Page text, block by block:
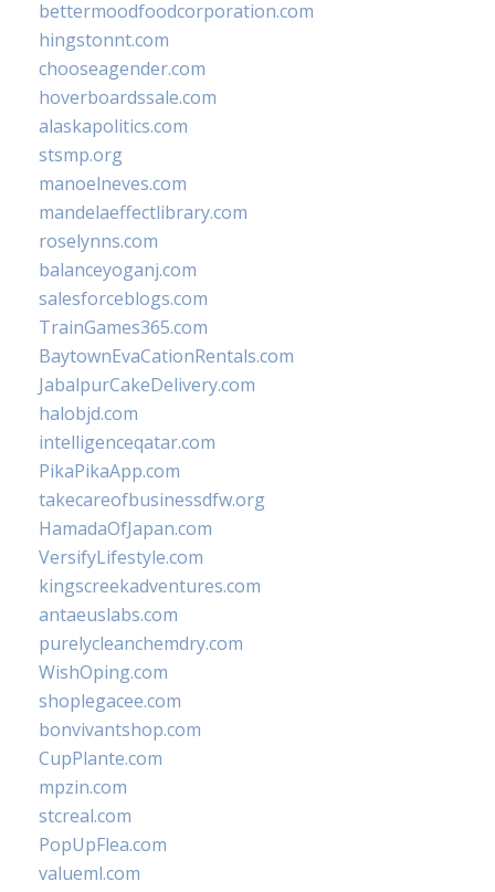
bettermoodfoodcorporation.com
hingstonnt.com
chooseagender.com
hoverboardssale.com
alaskapolitics.com
stsmp.org
manoelneves.com
mandelaeffectlibrary.com
roselynns.com
balanceyoganj.com
salesforceblogs.com
TrainGames365.com
BaytownEvaCationRentals.com
JabalpurCakeDelivery.com
halobjd.com
intelligenceqatar.com
PikaPikaApp.com
takecareofbusinessdfw.org
HamadaOfJapan.com
VersifyLifestyle.com
kingscreekadventures.com
antaeuslabs.com
purelycleanchemdry.com
WishOping.com
shoplegacee.com
bonvivantshop.com
CupPlante.com
mpzin.com
stcreal.com
PopUpFlea.com
valueml.com